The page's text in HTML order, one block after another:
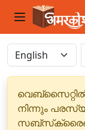
നിന്നും
സബ്‌സ്‌ക്രൈബ്